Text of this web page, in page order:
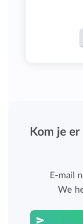
Kom je
E-mail
We